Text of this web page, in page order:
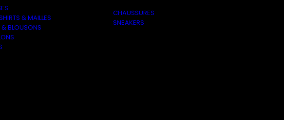
& MAILLES
& BLOUSONS
CHAUSSURES
SNEAKERS